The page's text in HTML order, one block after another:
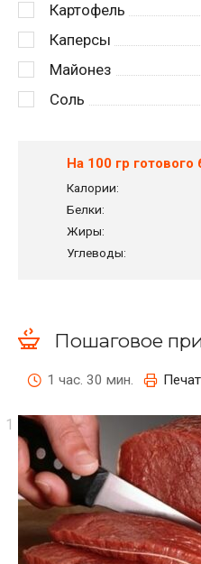
Картофель
Каперсы
Майонез
Соль
На 100 гр
Калории:
Белки:
Жиры:
Углеводы:
Пошаговое
1 час. 30 мин.